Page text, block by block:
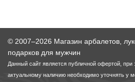
© 2007–2026 Магазин арбалетов,
подарков для мужчин
Данный сайт является публичной офертой,
актуальному наличию необходимо уточнять у